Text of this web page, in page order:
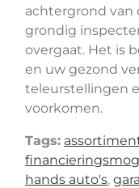
achtergrond van
grondig
overgaat. Het is
en uw gezond
teleurstellingen
voorkomen.
Tags:
hands auto's,